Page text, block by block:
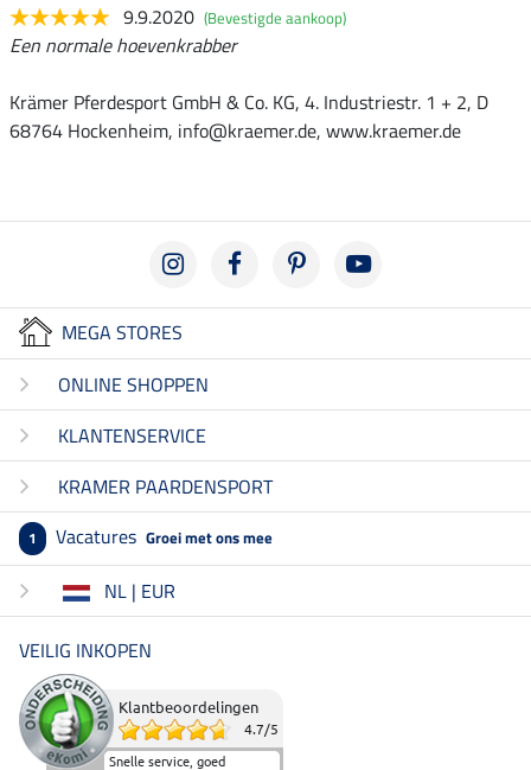
9.9.2020 (Bevestigde aankoop)
Een normale hoevenkrabber
Krämer Pferdesport GmbH & Co. KG, 4. Industriestr. 1 + 2, D
68764 Hockenheim, info@kraemer.de, www.kraemer.de
MEGA STORES
ONLINE SHOPPEN
KLANTENSERVICE
KRAMER PAARDENSPORT
1 Vacatures Groei met ons mee
NL | EUR
VEILIG INKOPEN
Klantbeoordelingen
4.7/5
Snelle service, goed